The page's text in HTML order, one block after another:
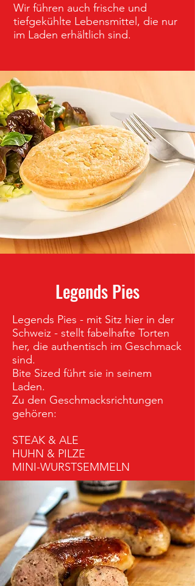
Wir führen auch frische und
tiefgekühlte Lebensmittel, die nur
im Laden erhältlich sind.
Legends Pies
Legends Pies - mit Sitz hier in der
Schweiz - stellt fabelhafte Torten
her, die authentisch im Geschmack
sind.
Bite Sized führt sie in seinem
Laden.
Zu den Geschmacksrichtungen
gehören:
STEAK & ALE
HUHN & PILZE
MINI-WURSTSEMMELN